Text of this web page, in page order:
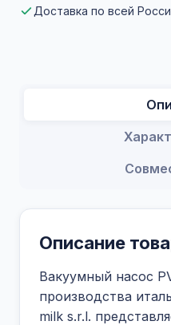
Доставка по всей
Описание
Вакуумный насос
производства
milk s.r.l.